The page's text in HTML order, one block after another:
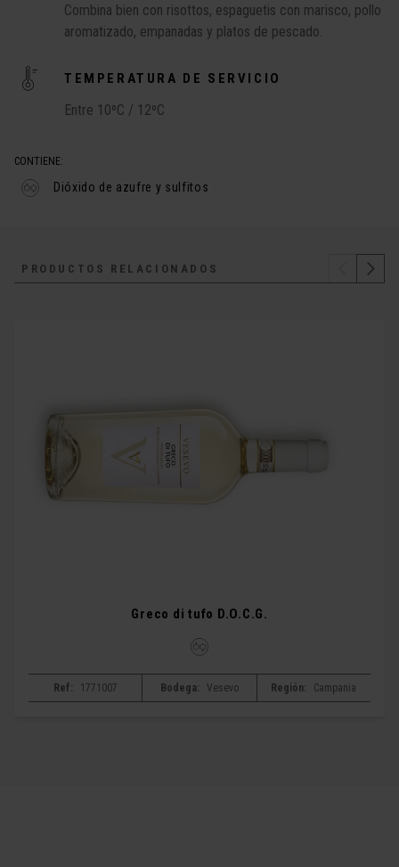
Combina bien con risottos, espaguetis con marisco, pollo
aromatizado, empanadas y platos de pescado.
TEMPERATURA DE SERVICIO
Entre 10ºC / 12ºC
CONTIENE:
Dióxido de azufre y sulfitos
PRODUCTOS RELACIONADOS
Greco di tufo D.O.C.G.
Ref: 1771007 Bodega: Vesevo Región: Campania